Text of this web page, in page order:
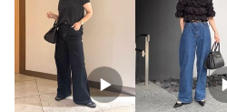
コンパクトかつ必要なものが全て
りました。
皮の質もよく、自立するのもとて
オケージョンから仕事までさり気
も良いと思います。